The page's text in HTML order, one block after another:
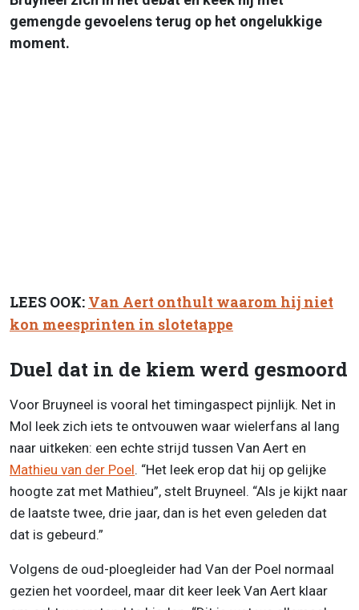
gemengde gevoelens terug op het ongelukkige
moment.
LEES OOK: Van Aert onthult waarom hij niet
kon meesprinten in slotetappe
Duel dat in de kiem werd gesmoord
Voor Bruyneel is vooral het timingaspect pijnlijk. Net in
Mol leek zich iets te ontvouwen waar wielerfans al lang
naar uitkeken: een echte strijd tussen Van Aert en
Mathieu van der Poel. “Het leek erop dat hij op gelijke
hoogte zat met Mathieu”, stelt Bruyneel. “Als je kijkt naar
de laatste twee, drie jaar, dan is het even geleden dat
dat is gebeurd.”
Volgens de oud-ploegleider had Van der Poel normaal
gezien het voordeel, maar dit keer leek Van Aert klaar